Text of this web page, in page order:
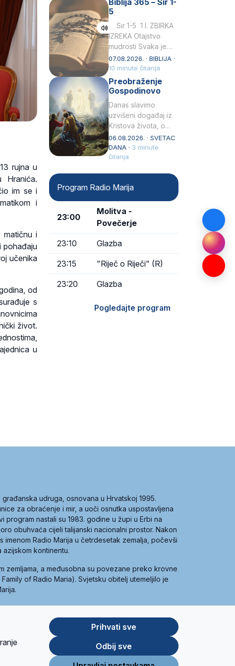
rujna u
Hranića.
im se i
i
matičnu i
pohađaju
učenika
od
s
život.
u
rođenjem Grk.
Obnovio je odnose s
afričkim…
Biblija 365 – Sir 1-
5
Sir 1-5 1 I. ZBIRKA
IZREKA Otajstvo
mudrosti Svaka je
mudrost od Gospoda
i s njime je dovijeka.2
Tko će…
07.08.2026. · BIBLIJA ·
10 minute čitanja
Preobraženje
Gospodinovo
Danas slavimo
uzvišeni događaj iz
Kristova života, o
kojem nas izvješćuju
evanđelisti Matej,
Marko i Luka te sveti
06.08.2026. · SVETAC
DANA · 3 minute
čitanja
Program Radio Marija
23:00
Molitva -
Povečerje
23:10 Glazba
23:15 "Riječ o Riječi" (R)
23:20 Glazba
Pogledajte program
udruga, osnovana u Hrvatskoj 1995.
za obraćenje i mir, a uoči osnutka uspostavljena
program nastali su 1983. godine u župi u Erbi na
obuhvaća cijeli talijanski nacionalni prostor. Nakon
Radio Marija u četrdesetak zemalja, počevši
kontinentu.
zemljama, a međusobna su povezane preko krovne
of Radio Maria). Svjetsku obitelj utemeljilo je
Store
Prihvati sve
Odbij sve